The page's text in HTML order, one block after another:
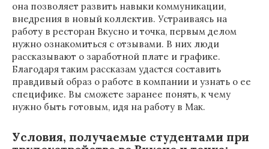
она позволяет развить навыки коммуникации,
внедрения в новый коллектив. Устраиваясь на
работу в ресторан Вкусно и точка, первым делом
нужно ознакомиться с отзывами. В них люди
рассказывают о заработной плате и графике.
Благодаря таким рассказам удастся составить
правдивый образ о работе в компании и узнать о ее
специфике. Вы сможете заранее понять, к чему
нужно быть готовым, идя на работу в Мак.
Условия, получаемые студентами при